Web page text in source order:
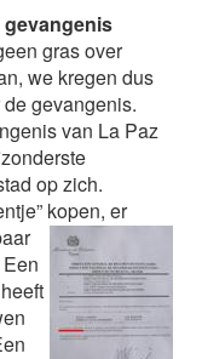
gevangenis
gras over
we kregen dus
gevangenis.
van La Paz
op zich.
kopen, er